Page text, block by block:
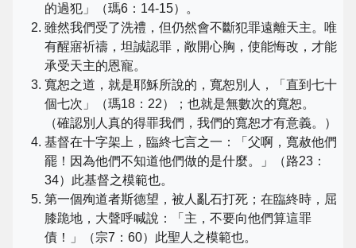
的過犯」（瑪6：14-15）。
雖然我們受了洗禮，但仍然會不斷犯罪遠離天主。唯
有醒寤祈禱，坦誠認罪，敞開心胸，使能悔改，才能
承受天主的恩寵。
寬恕之道，就是耶穌所說的，寬恕別人，「直到七十
個七次」（瑪18：22）；也就是無數次的寬恕。
（確認別人真的得罪我們，我們的寬恕才有意義。）
基督在十字架上，臨終七言之一：「父啊，寬赦他們
罷！因為他們不知道他們做的是什麼。」（路23：
34）此基督之模範也。
第一個殉道者斯德望，被人亂石打死；在臨終時，屈
膝跪地，大聲呼喊說：「主，不要向他們算這罪
債！」（宗7：60）此聖人之模範也。